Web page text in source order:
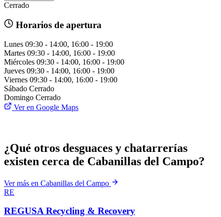
Cerrado
Horarios de apertura
Lunes 09:30 - 14:00, 16:00 - 19:00
Martes 09:30 - 14:00, 16:00 - 19:00
Miércoles 09:30 - 14:00, 16:00 - 19:00
Jueves 09:30 - 14:00, 16:00 - 19:00
Viernes 09:30 - 14:00, 16:00 - 19:00
Sábado Cerrado
Domingo Cerrado
Ver en Google Maps
¿Qué otros desguaces y chatarrerías
existen cerca de Cabanillas del Campo?
Ver más en Cabanillas del Campo
RE
REGUSA Recycling & Recovery